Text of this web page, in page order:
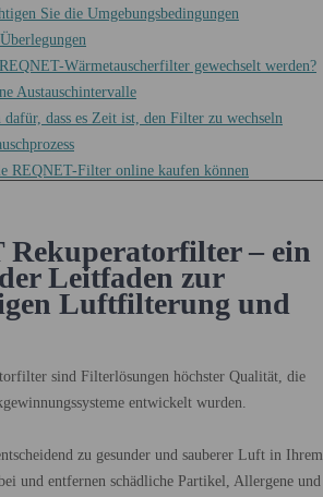
Sie die Umgebungsbedingungen
Wärmetauscherfilter gewechselt werden?
Austauschintervalle
dafür, dass es Zeit ist, den Filter zu wechseln
REQNET-Filter online kaufen können
Lieferprozess
Rückgaberecht
(FAQ)
ich sicherstellen, dass ich einen originalen
Filter für alle
geeignet?
Rekuperatorfilter – ein
Leitfaden zur
Luftfilterung und
sind Filterlösungen höchster Qualität, die
entwickelt wurden.
zu gesunder und sauberer Luft in Ihrem
und entfernen schädliche Partikel, Allergene und